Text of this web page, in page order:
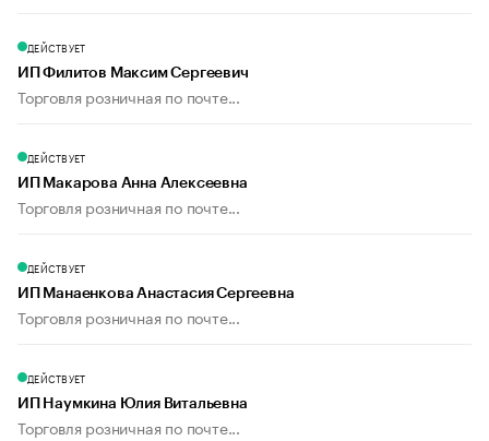
ДЕЙСТВУЕТ
ИП Филитов Максим Сергеевич
Торговля розничная по почте...
ДЕЙСТВУЕТ
ИП Макарова Анна Алексеевна
Торговля розничная по почте...
ДЕЙСТВУЕТ
ИП Манаенкова Анастасия Сергеевна
Торговля розничная по почте...
ДЕЙСТВУЕТ
ИП Наумкина Юлия Витальевна
Торговля розничная по почте...